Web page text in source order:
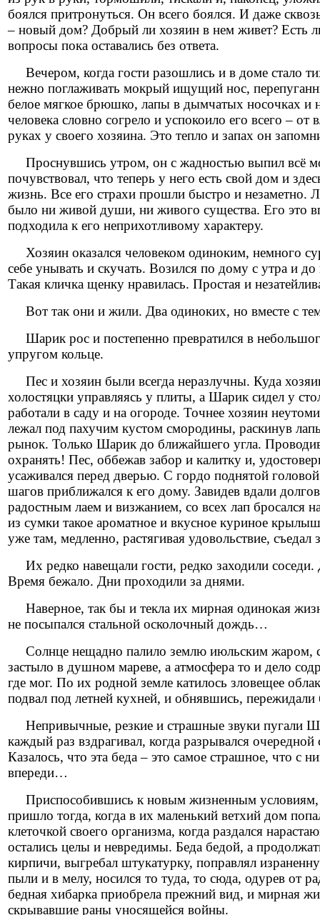
боялся притронуться. Он всего боялся. И даже
– новый дом? Добрый ли хозяин в нем живет? Есть
вопросы пока оставались без ответа.
Вечером, когда гости разошлись и в доме стало
нежно поглаживать мокрый ищущий нос,
белое мягкое брюшко, лапы в дымчатых носочках и
человека словно согрело и успокоило его всего –
руках у своего хозяина. Это тепло и запах он
Проснувшись утром, он с жадностью выпил всё
почувствовал, что теперь у него есть свой дом и
жизнь. Все его страхи прошли быстро и незаметно.
было ни живой души, ни живого существа. Его это
подходила к его неприхотливому характеру.
Хозяин оказался человеком одиноким, немного
себе унывать и скучать. Возился по дому с утра и
Такая кличка щенку нравилась. Простая и
Вот так они и жили. Два одиноких, но вместе с
Шарик рос и постепенно превратился в
упругом кольце.
Пес и хозяин были всегда неразлучны. Куда
холостяцки управляясь у плиты, а Шарик сидел у
работали в саду и на огороде. Точнее хозяин
лежал под пахучим кустом смородины, раскинув
рынок. Только Шарик до ближайшего угла.
охранять! Пес, оббежав забор и калитку и,
усаживался перед дверью. С гордо поднятой
шагов приближался к его дому. Завидев вдали
радостным лаем и визжанием, со всех лап бросался
из сумки такое ароматное и вкусное куриное
уже там, медленно, растягивая удовольствие, съедал
Их редко навещали гости, редко заходили соседи.
Время бежало. Дни проходили за днями.
Наверное, так бы и текла их мирная одинокая
не посыпался стальной осколочный дождь…
Солнце нещадно палило землю июльским жаром,
застыло в душном мареве, а атмосфера то и дело
где мог. По их родной земле катилось зловещее
подвал под летней кухней, и обнявшись,
Непривычные, резкие и страшные звуки пугали
каждый раз вздрагивал, когда разрывался
Казалось, что эта беда – это самое страшное, что
впереди…
Приспособившись к новым жизненным условиям,
пришло тогда, когда в их маленький ветхий дом
клеточкой своего организма, когда раздался
остались целы и невредимы. Беда бедой, а
кирпичи, выгребал штукатурку, поправлял
пыли и в мелу, носился то туда, то сюда, одурев от
бедная хибарка приобрела прежний вид, и мирная
скрывавшие раны уносящейся войны.